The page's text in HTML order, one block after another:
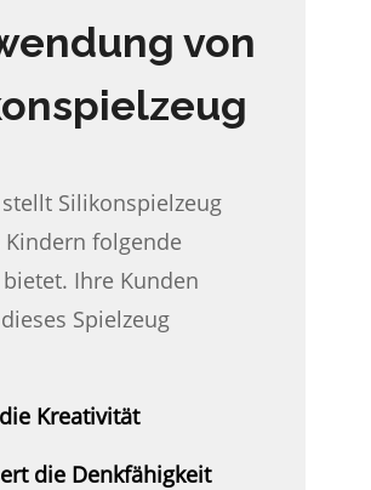
von
Silikonspielzeug
Kindern folgende
Ihre Kunden
Spielzeug
Kreativität
die Denkfähigkeit